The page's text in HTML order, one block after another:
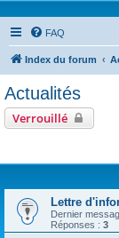
FAQ
Index du forum
Actualités
Verrouillé
Lettre
Dernier
Réponses : 3